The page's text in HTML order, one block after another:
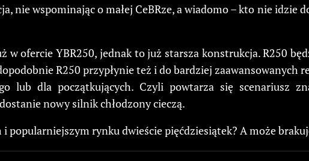
nie wspominając o małej CeBRze, a wiadomo – kto nie
w ofercie YBR250, jednak to już starsza konstrukcja. R250
R250 przypłynie też i do bardziej zaawansowanych
lub dla początkujących. Czyli powtarza się scenariusz
nowy silnik chłodzony cieczą.
i popularniejszym rynku dwieście pięćdziesiątek? A może